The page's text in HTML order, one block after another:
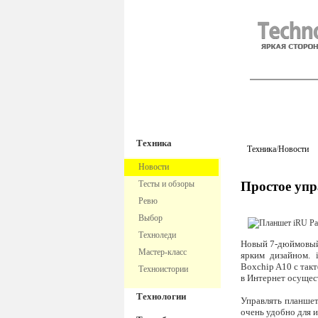
Техника
Новости
Тесты и обзоры
Ревю
Выбор
Техноледи
Мастер-класс
Техноистории
Технологии
Техника/Новости
Простое
Новый 7-
ярким дизайном. i
Boxchip A10 с
в Интернет
Управлять
очень удобно для